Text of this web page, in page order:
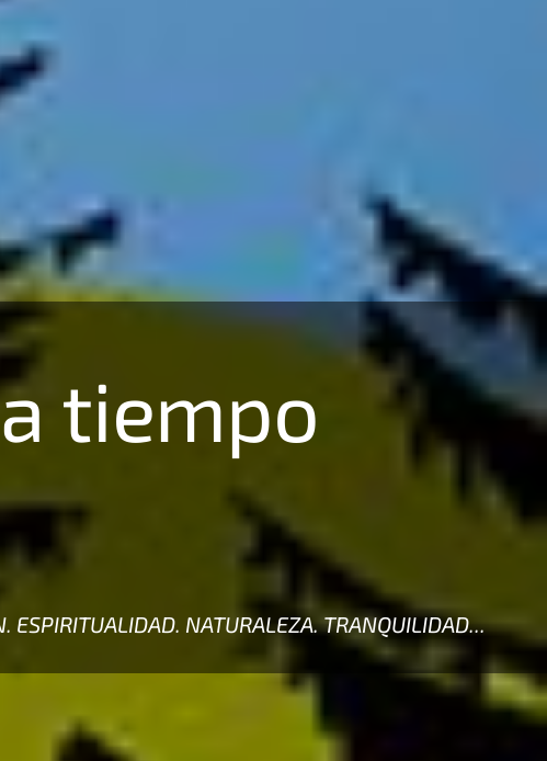
tiempo
ESPIRITUALIDAD. NATURALEZA. TRANQUILIDAD...